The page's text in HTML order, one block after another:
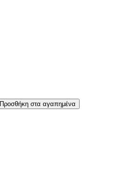
Προσθήκη στα αγαπημένα